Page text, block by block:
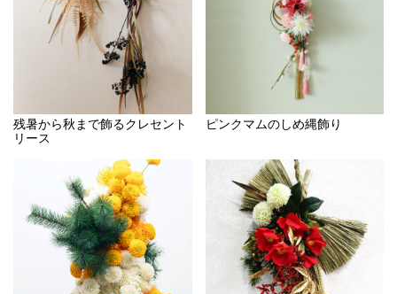
残暑から秋まで飾るクレセント
リース
ピンクマムのしめ縄飾り